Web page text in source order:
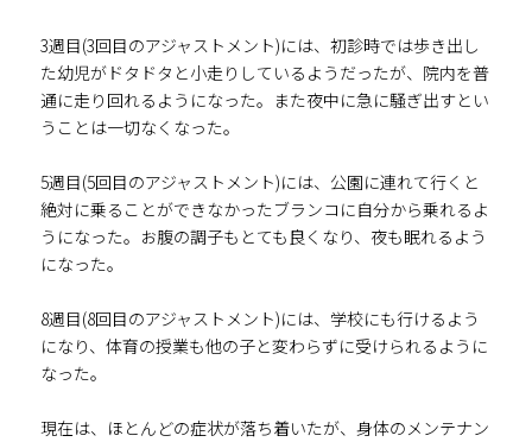
3週目(3回目のアジャストメント)には、初診時では歩き出し
た幼児がドタドタと小走りしているようだったが、院内を普
通に走り回れるようになった。また夜中に急に騒ぎ出すとい
うことは一切なくなった。
5週目(5回目のアジャストメント)には、公園に連れて行くと
絶対に乗ることができなかったブランコに自分から乗れるよ
うになった。お腹の調子もとても良くなり、夜も眠れるよう
になった。
8週目(8回目のアジャストメント)には、学校にも行けるよう
になり、体育の授業も他の子と変わらずに受けられるように
なった。
現在は、ほとんどの症状が落ち着いたが、身体のメンテナン